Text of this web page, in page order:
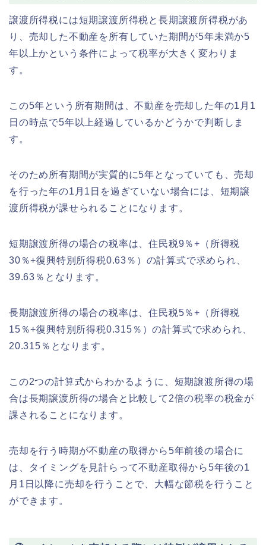
譲渡所得税には短期譲渡所得税と長期譲渡所得税があ
り、売却した不動産を所有していた期間が5年未満か5
年以上かという条件によって税率が大きく変わりま
す。
この5年という所有期間は、不動産を売却した年の1月1
日の時点で5年以上経過しているかどうかで判断しま
す。
そのため所有期間が実質的に5年となっていても、売却
を行った年の1月1日を過ぎていない場合には、短期譲
渡所得税が課せられることになります。
短期譲渡所得の場合の税率は、住民税9％+（所得税
30％+復興特別所得税0.63％）の計算式で求められ、
39.63％となります。
長期譲渡所得の場合の税率は、住民税5％+（所得税
15％+復興特別所得税0.315％）の計算式で求められ、
20.315％となります。
この2つの計算式からわかるように、短期譲渡所得の場
合は長期譲渡所得の場合と比較して2倍の税率の税金が
課されることになります。
売却を行う時期が不動産の取得から5年前後の場合に
は、タイミングを見計らって不動産取得から5年後の1
月1日以降に売却を行うことで、大幅な節税を行うこと
ができます。